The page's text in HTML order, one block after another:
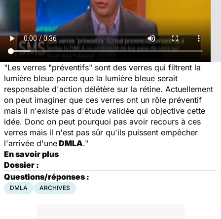
"Les verres "préventifs" sont des verres qui filtrent la
lumière bleue parce que la lumière bleue serait
responsable d'action délétère sur la rétine. Actuellement
on peut imaginer que ces verres ont un rôle préventif
mais il n'existe pas d'étude validée qui objective cette
idée. Donc on peut pourquoi pas avoir recours à ces
verres mais il n'est pas sûr qu'ils puissent empêcher
l'arrivée d'uneDMLA."
En savoir plus
Dossier :
Questions/réponses :
DMLA ARCHIVES